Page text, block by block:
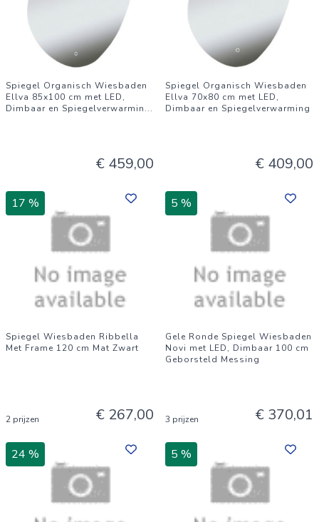
Spiegel Organisch Wiesbaden
Ellva 85x100 cm met LED,
Dimbaar en Spiegelverwarmin...
€ 459,00
Spiegel Organisch Wiesbaden
Ellva 70x80 cm met LED,
Dimbaar en Spiegelverwarming
€ 409,00
17 %
Spiegel Wiesbaden Ribbella
Met Frame 120 cm Mat Zwart
2 prijzen € 267,00
5 %
Gele Ronde Spiegel Wiesbaden
Novi met LED, Dimbaar 100 cm
Geborsteld Messing
3 prijzen € 370,01
24 % 5 %